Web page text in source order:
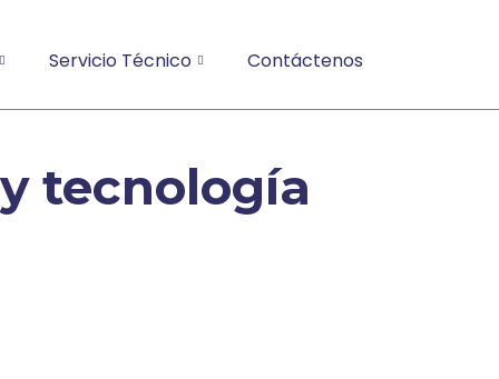
Servicio Técnico Contáctenos
tecnología